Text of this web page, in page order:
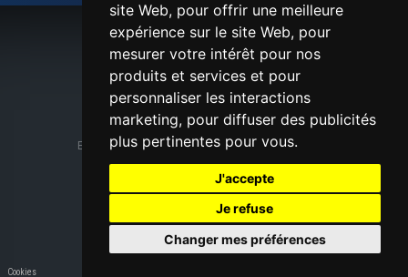
site Web, pour offrir une meilleure
expérience sur le site Web, pour
mesurer votre intérêt pour nos
produits et services et pour
personnaliser les interactions
marketing, pour diffuser des publicités
plus pertinentes pour vous.
J'accepte
Je refuse
Changer mes préférences
Cookies
ATS-SPORT
© Copyright ATS-SPORT 2026
En cas de difficultés techniques contacter leWebmaster
Mentions légales